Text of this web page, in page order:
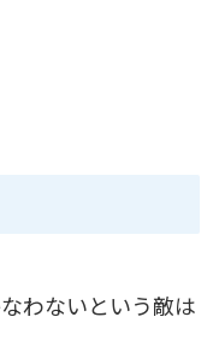
わないという敵は